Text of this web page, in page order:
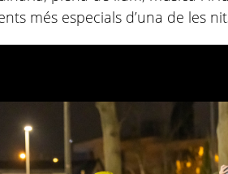
més especials d’una de les